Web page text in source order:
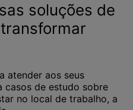
soluções de
atender aos seus
casos de estudo sobre
no local de trabalho, a